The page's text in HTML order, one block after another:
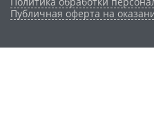
Публичная оферта на